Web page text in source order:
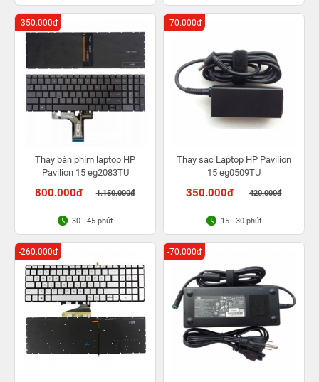
Thay bàn phím laptop HP
Pavilion 15 eg2083TU
800.000đ 1.150.000đ
-350.000đ
30 - 45 phút
Thay sạc Laptop HP Pavilion
15 eg0509TU
350.000đ 420.000đ
-70.000đ
15 - 30 phút
-260.000đ -70.000đ